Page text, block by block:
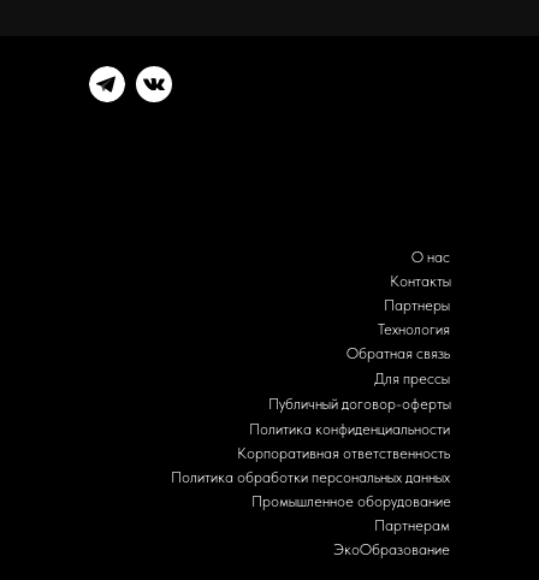
Политика конфиденциальности
Корпоративная ответственность
Контакты
Партнеры
Обратная связь
Технология
Политика обработки персональных данных
О нас
Для прессы
Публичный договор-оферты
Промышленное оборудование
Партнерам
ЭкоОбразование